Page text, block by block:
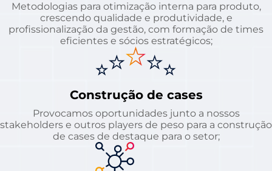
Metodologias para otimização interna para produto,
crescendo qualidade e produtividade, e
profissionalização da gestão, com formação de times
eficientes e sócios estratégicos;
Construção de cases
Provocamos oportunidades junto a nossos
stakeholders e outros players de peso para a construção
de cases de destaque para o setor;